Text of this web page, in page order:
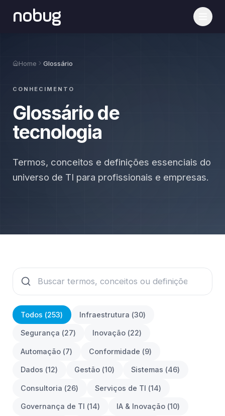
nobug
Home Glossário
CONHECIMENTO
Glossário de
tecnologia
Termos, conceitos e definições essenciais do
universo de TI para profissionais e empresas.
Todos (253) Infraestrutura (30)
Segurança (27) Inovação (22)
Automação (7) Conformidade (9)
Dados (12) Gestão (10) Sistemas (46)
Consultoria (26) Serviços de TI (14)
Governança de TI (14) IA & Inovação (10)